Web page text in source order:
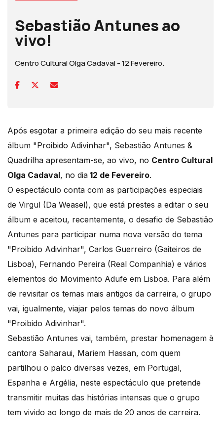
Sebastião Antunes ao
vivo!
Centro Cultural Olga Cadaval - 12 Fevereiro.
Após esgotar a primeira edição do seu mais recente
álbum "Proibido Adivinhar", Sebastião Antunes &
Quadrilha apresentam-se, ao vivo, no Centro Cultural
Olga Cadaval, no dia 12 de Fevereiro.
O espectáculo conta com as participações especiais
de Virgul (Da Weasel), que está prestes a editar o seu
álbum e aceitou, recentemente, o desafio de Sebastião
Antunes para participar numa nova versão do tema
"Proibido Adivinhar", Carlos Guerreiro (Gaiteiros de
Lisboa), Fernando Pereira (Real Companhia) e vários
elementos do Movimento Adufe em Lisboa. Para além
de revisitar os temas mais antigos da carreira, o grupo
vai, igualmente, viajar pelos temas do novo álbum
"Proibido Adivinhar".
Sebastião Antunes vai, também, prestar homenagem à
cantora Saharaui, Mariem Hassan, com quem
partilhou o palco diversas vezes, em Portugal,
Espanha e Argélia, neste espectáculo que pretende
transmitir muitas das histórias intensas que o grupo
tem vivido ao longo de mais de 20 anos de carreira.